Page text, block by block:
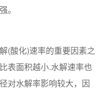
。
酸化)速率的重要因素之
表面积越小.水解速率也
对水解率影响较大，因